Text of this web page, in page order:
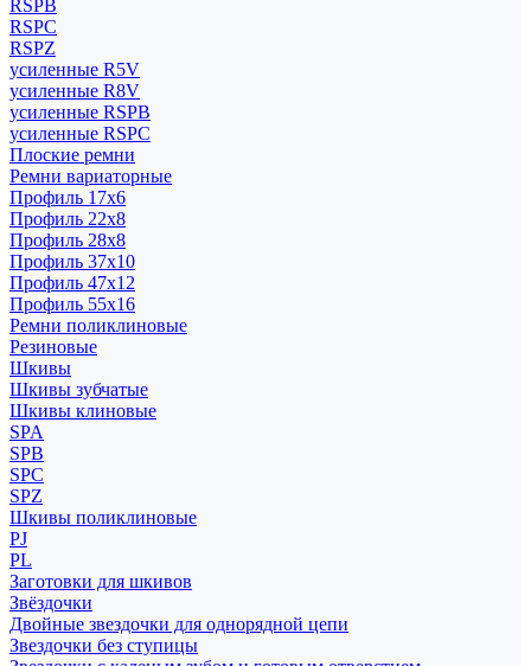
RSPB
RSPC
RSPZ
усиленные R5V
усиленные R8V
усиленные RSPB
усиленные RSPC
Плоские ремни
Ремни вариаторные
Профиль 17x6
Профиль 22x8
Профиль 28x8
Профиль 37x10
Профиль 47x12
Профиль 55x16
Ремни поликлиновые
Резиновые
Шкивы
Шкивы зубчатые
Шкивы клиновые
SPA
SPB
SPC
SPZ
Шкивы поликлиновые
PJ
PL
Заготовки для шкивов
Звёздочки
Двойные звездочки для однорядной цепи
Звездочки без ступицы